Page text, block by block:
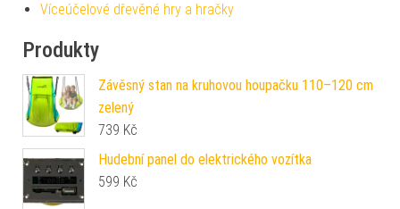
Víceúčelové dřevěné hry a hračky
Produkty
Závěsný stan na kruhovou houpačku 110–120 cm
zelený
739 Kč
Hudební panel do elektrického vozítka
599 Kč